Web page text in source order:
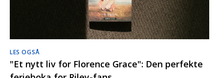
LES OGSÅ
"Et nytt liv for Florence Grace": Den perfekte